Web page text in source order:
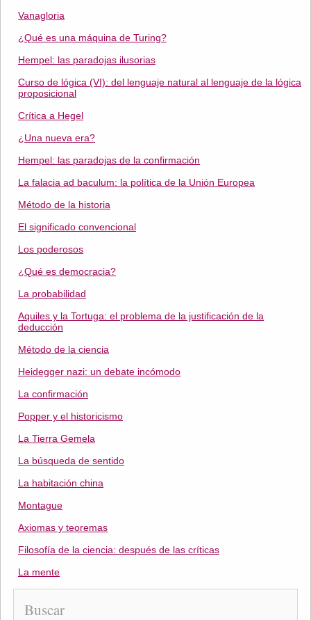
Vanagloria
¿Qué es una máquina de Turing?
Hempel: las paradojas ilusorias
Curso de lógica (VI): del lenguaje natural al lenguaje de la lógica
proposicional
Crítica a Hegel
¿Una nueva era?
Hempel: las paradojas de la confirmación
La falacia ad baculum: la política de la Unión Europea
Método de la historia
El significado convencional
Los poderosos
¿Qué es democracia?
La probabilidad
Aquiles y la Tortuga: el problema de la justificación de la
deducción
Método de la ciencia
Heidegger nazi: un debate incómodo
La confirmación
Popper y el historicismo
La Tierra Gemela
La búsqueda de sentido
La habitación china
Montague
Axiomas y teoremas
Filosofía de la ciencia: después de las críticas
La mente
Buscar